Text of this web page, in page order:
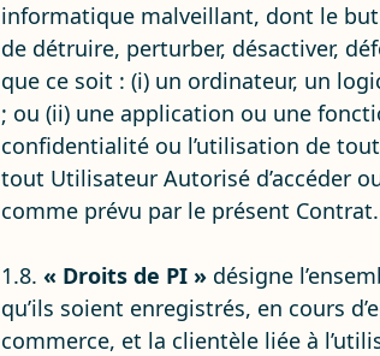
informatique malveillant, dont le but
de détruire, perturber, désactiver,
que ce soit : (i) un ordinateur, un
; ou (ii) une application ou une
confidentialité ou l’utilisation de
tout Utilisateur Autorisé d’accéder
comme prévu par le présent Contrat.
1.8. « Droits de PI » désigne
qu’ils soient enregistrés, en cours
commerce, et la clientèle liée à